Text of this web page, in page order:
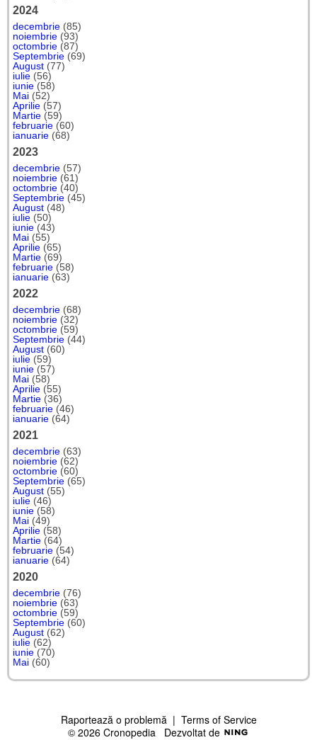
2024
decembrie (85)
noiembrie (93)
octombrie (87)
Septembrie (69)
August (77)
iulie (56)
iunie (58)
Mai (52)
Aprilie (57)
Martie (59)
februarie (60)
ianuarie (68)
2023
decembrie (57)
noiembrie (61)
octombrie (40)
Septembrie (45)
August (48)
iulie (50)
iunie (43)
Mai (55)
Aprilie (65)
Martie (69)
februarie (58)
ianuarie (63)
2022
decembrie (68)
noiembrie (32)
octombrie (59)
Septembrie (44)
August (60)
iulie (59)
iunie (57)
Mai (58)
Aprilie (55)
Martie (36)
februarie (46)
ianuarie (64)
2021
decembrie (63)
noiembrie (62)
octombrie (60)
Septembrie (65)
August (55)
iulie (46)
iunie (58)
Mai (49)
Aprilie (58)
Martie (64)
februarie (54)
ianuarie (64)
2020
decembrie (76)
noiembrie (63)
octombrie (59)
Septembrie (60)
August (62)
iulie (62)
iunie (70)
Mai (60)
Raportează o problemă| Terms of Service
© 2026 Cronopedia Dezvoltat de